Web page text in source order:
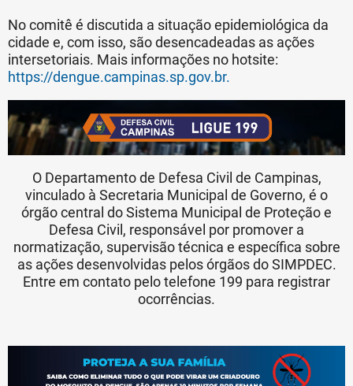
No comitê é discutida a situação epidemiológica da
cidade e, com isso, são desencadeadas as ações
intersetoriais. Mais informações no hotsite:
https://dengue.campinas.sp.gov.br.
O Departamento de Defesa Civil de Campinas,
vinculado à Secretaria Municipal de Governo, é o
órgão central do Sistema Municipal de Proteção e
Defesa Civil, responsável por promover a
normatização, supervisão técnica e específica sobre
as ações desenvolvidas pelos órgãos do SIMPDEC.
Entre em contato pelo telefone 199 para registrar
ocorrências.